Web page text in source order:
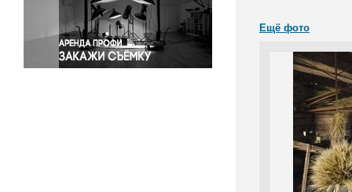
Экология
Экономика и бизнес
Ещё фото